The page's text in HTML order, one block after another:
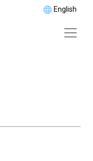
English